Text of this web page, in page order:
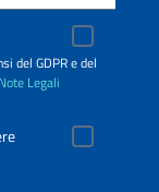
del GDPR e del
Note Legali